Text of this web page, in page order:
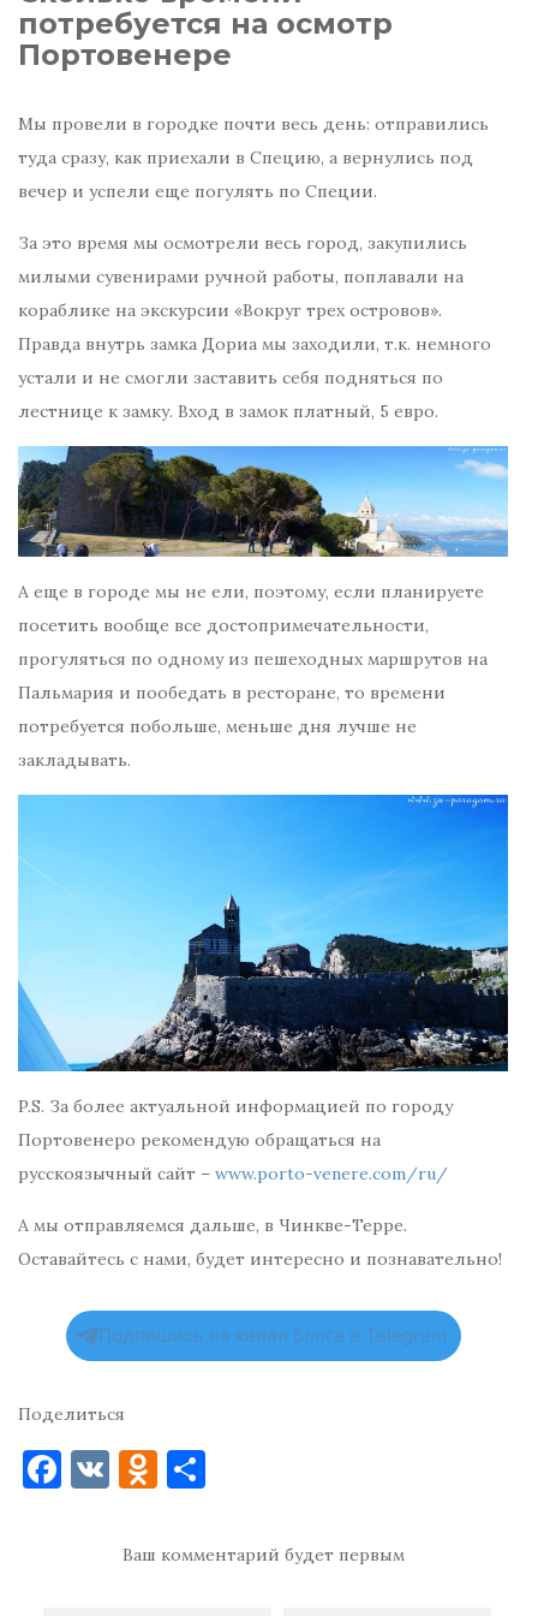
потребуется на осмотр
Портовенере
Мы провели в городке почти весь день: отправились
туда сразу, как приехали в Специю, а вернулись под
вечер и успели еще погулять по Специи.
За это время мы осмотрели весь город, закупились
милыми сувенирами ручной работы, поплавали на
кораблике на экскурсии «Вокруг трех островов».
Правда внутрь замка Дориа мы заходили, т.к. немного
устали и не смогли заставить себя подняться по
лестнице к замку. Вход в замок платный, 5 евро.
А еще в городе мы не ели, поэтому, если планируете
посетить вообще все достопримечательности,
прогуляться по одному из пешеходных маршрутов на
Пальмария и пообедать в ресторане, то времени
потребуется побольше, меньше дня лучше не
закладывать.
P.S. За более актуальной информацией по городу
Портовенеро рекомендую обращаться на
русскоязычный сайт – www.porto-venere.com/ru/
А мы отправляемся дальше, в Чинкве-Терре.
Оставайтесь с нами, будет интересно и познавательно!
Подпишись на канал блога в Telegram
Поделиться
F V O
n п
Ваш комментарий будет первым